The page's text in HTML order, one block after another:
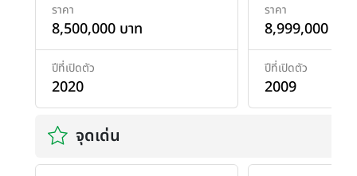
ราคา
8,500,000 บาท
ปีที่เปิดตัว
2020
ราคา
8,999,000 บาท
ปีที่เปิดตัว
2009
จุดเด่น